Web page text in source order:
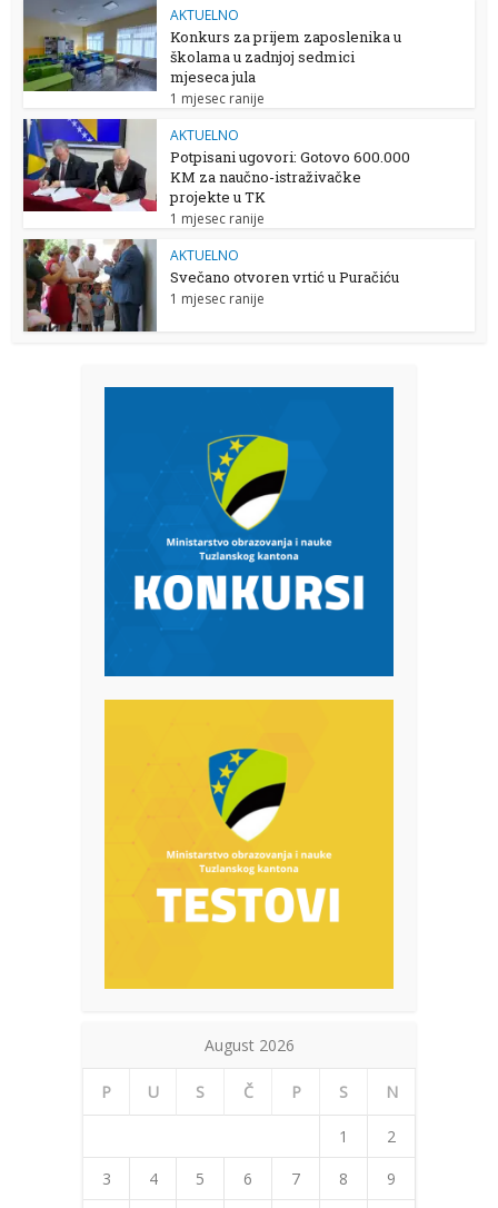
AKTUELNO
Konkurs za prijem zaposlenika u
školama u zadnjoj sedmici
mjeseca jula
1 mjesec ranije
AKTUELNO
Potpisani ugovori: Gotovo 600.000
KM za naučno-istraživačke
projekte u TK
1 mjesec ranije
AKTUELNO
Svečano otvoren vrtić u Puračiću
1 mjesec ranije
August 2026
P U S Č P S N
1
2
3
4 5 6 7 8
9